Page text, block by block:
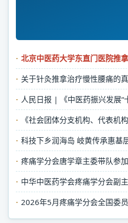
员
积
参
与
科
技
活
动
周
科
北京中医药大学东直门医院推
关于针灸推拿治疗慢性腰痛的
人民日报 | 《中医药振兴发展“
《社会团体分支机构、代表机
科技下乡润海岛 岐黄传承惠基层
疼痛学分会唐学章主委带队参
中华中医药学会疼痛学分会副
2026年5月疼痛学分会全国委